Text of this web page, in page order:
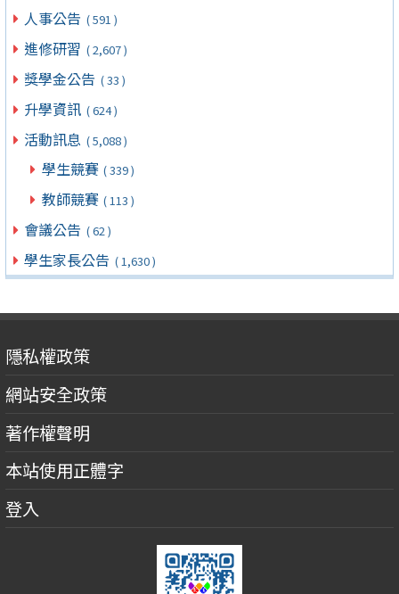
人事公告 ( 591 )
進修研習 ( 2,607 )
獎學金公告 ( 33 )
升學資訊 ( 624 )
活動訊息 ( 5,088 )
學生競賽 ( 339 )
教師競賽 ( 113 )
會議公告 ( 62 )
學生家長公告 ( 1,630 )
隱私權政策
網站安全政策
著作權聲明
本站使用正體字
登入